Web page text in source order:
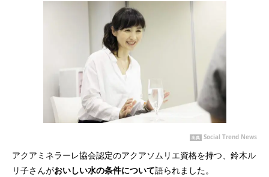
出典 Social Trend News
アクアミネラーレ協会認定のアクアソムリエ資格を持つ、鈴木ル
リ子さんがおいしい水の条件について語られました。